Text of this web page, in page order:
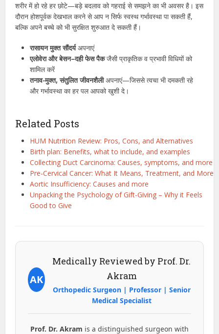
शरीर में हो रहे हर छोटे—बड़े बदलाव को गहराई से समझने का भी अवसर है। इस
दौरान होशपूर्वक देखभाल करने से आप न सिर्फ स्वस्थ गर्भावस्था पा सकती हैं,
बल्कि अपने बच्चे को भी सुरक्षित शुरुआत दे सकती हैं।
रासायन मुक्त सौंदर्यअपनाएं
एलोवेरा और बेसन–दही फेस पैकजैसी प्राकृतिक व प्रभावी विधियों को
शामिल करें
तनाव-मुक्त, संतुलित जीवनशैलीअपनाएं—जिससे त्वचा भी दमकती रहे
और गर्भावस्था का हर पल आपको खुशी दे।
Related Posts
HUM Nutrition Review: Pros, Cons, and Alternatives
Birth plan: Benefits, what to include, and examples
Collecting Duct Carcinoma: Causes, symptoms, and more
Pre-Cervical Cancer: What It Means, Treatment, and More
Aortic Insufficiency: Causes and more
Unpacking the Psychology of Gift-Giving – Why it Feels
Good to Give
AK
Medically Reviewed by Prof. Dr.
Akram
Orthopedic Surgeon | Professor | Senior
Medical Specialist
Prof. Dr. Akram is a distinguished surgeon with